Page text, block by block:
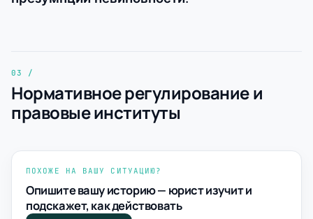
Нормативное регулирование и
правовые институты
ПОХОЖЕ НА ВАШУ СИТУАЦИЮ?
Опишите вашу историю — юрист изучит и
подскажет, как действовать